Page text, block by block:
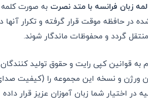
زبان فرانسه با متد نصرت به صورت کلمه
در حافظه موقت قرار گرفته و تکرار
گردد و محفوظات ماندگار شوند.
به قوانین کپی رایت و حقوق تولید
ورژن و نسخه این مجموعه را (کیفیت
در اختیار شما زبان آموزان عزیز قرار